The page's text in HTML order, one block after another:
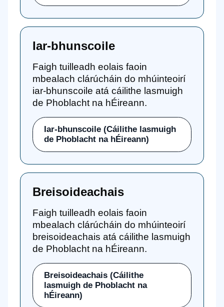
Iar-bhunscoile
Faigh tuilleadh eolais faoin
mbealach clárúcháin do mhúinteoirí
iar-bhunscoile atá cáilithe lasmuigh
de Phoblacht na hÉireann.
Iar-bhunscoile (Cáilithe lasmuigh
de Phoblacht na hÉireann)
Breisoideachais
Faigh tuilleadh eolais faoin
mbealach clárúcháin do mhúinteoirí
breisoideachais atá cáilithe lasmuigh
de Phoblacht na hÉireann.
Breisoideachais (Cáilithe
lasmuigh de Phoblacht na
hÉireann)